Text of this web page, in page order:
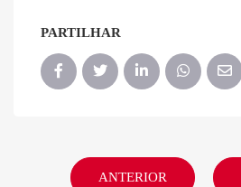
PARTILHAR
ANTERIOR